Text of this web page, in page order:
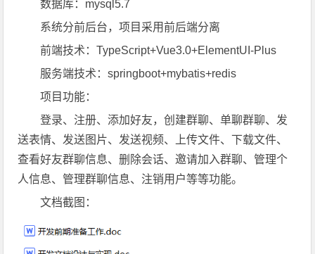
数据库：mysql5.7
系统分前后台，项目采用前后端分离
前端技术：TypeScript+Vue3.0+ElementUI-Plus
服务端技术：springboot+mybatis+redis
项目功能：
登录、注册、添加好友，创建群聊、单聊群聊、发
送表情、发送图片、发送视频、上传文件、下载文件、
查看好友群聊信息、删除会话、邀请加入群聊、管理个
人信息、管理群聊信息、注销用户等等功能。
文档截图：